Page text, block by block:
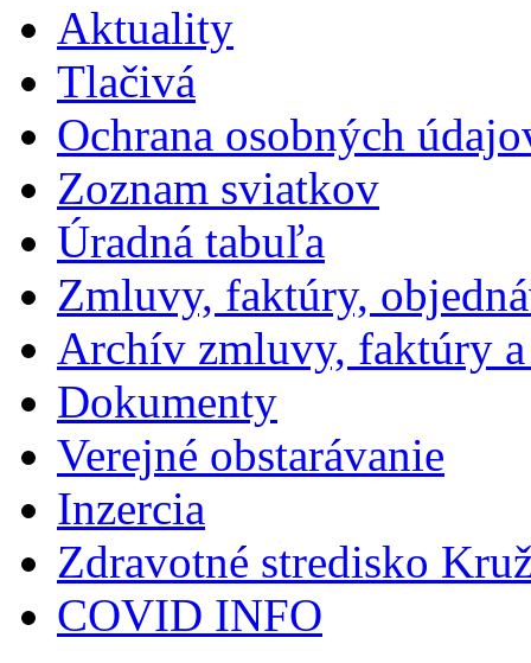
Aktuality
Tlačivá
Ochrana osobných
Zoznam sviatkov
Úradná tabuľa
Zmluvy, faktúry,
Archív zmluvy, faktúry
Dokumenty
Verejné obstarávanie
Inzercia
Zdravotné stredisko
COVID INFO